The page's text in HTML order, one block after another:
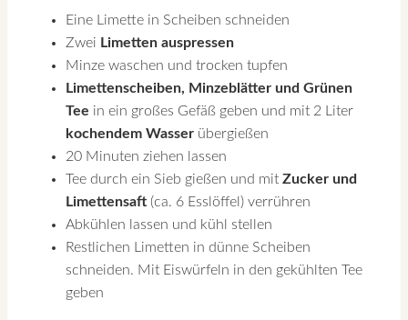
Eine Limette in Scheiben schneiden
Zwei Limetten auspressen
Minze waschen und trocken tupfen
Limettenscheiben, Minzeblätter und Grünen
Tee in ein großes Gefäß geben und mit 2 Liter
kochendem Wasser übergießen
20 Minuten ziehen lassen
Tee durch ein Sieb gießen und mit Zucker und
Limettensaft (ca. 6 Esslöffel) verrühren
Abkühlen lassen und kühl stellen
Restlichen Limetten in dünne Scheiben
schneiden. Mit Eiswürfeln in den gekühlten Tee
geben